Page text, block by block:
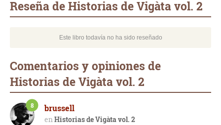
Reseña de Historias de Vigàta vol. 2
Este libro todavía no ha sido reseñado
Comentarios y opiniones de
Historias de Vigàta vol. 2
brussell
Historias de Vigàta vol. 2
8